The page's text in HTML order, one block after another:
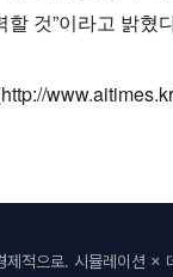
것”이라고 밝혔
제적으로. 시뮬레이션 ×